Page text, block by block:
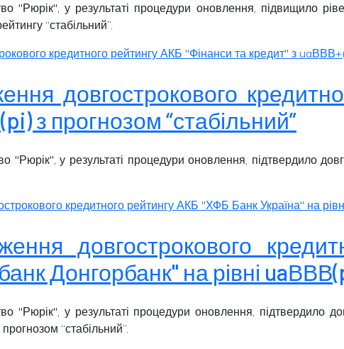
"Рюрік", у результаті процедури оновлення, підвищило
“стабільний”.
кредитного рейтингу АКБ "Фінанси та кредит" з
довгострокового
з прогнозом “стабільний”
"Рюрік", у результаті процедури оновлення, підтвердило
кредитного рейтингу АКБ "ХФБ Банк Україна" на
довгострокового
Донгорбанк" на рівні
"Рюрік", у результаті процедури оновлення, підтвердило
прогнозом “стабільний”.